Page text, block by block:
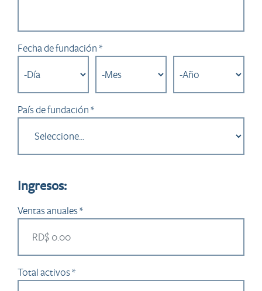
Fecha de fundación *
País de fundación *
Ingresos:
Ventas anuales *
Total activos *